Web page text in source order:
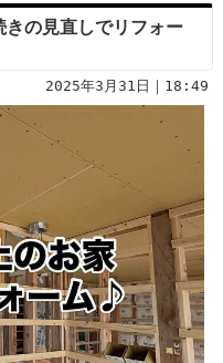
の見直しでリフォー
2025年3月31日｜18:49